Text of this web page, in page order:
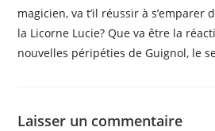
magicien, va t’il réussir à s’emparer
la Licorne Lucie? Que va être la
nouvelles péripéties de Guignol, le
Laisser un commentaire